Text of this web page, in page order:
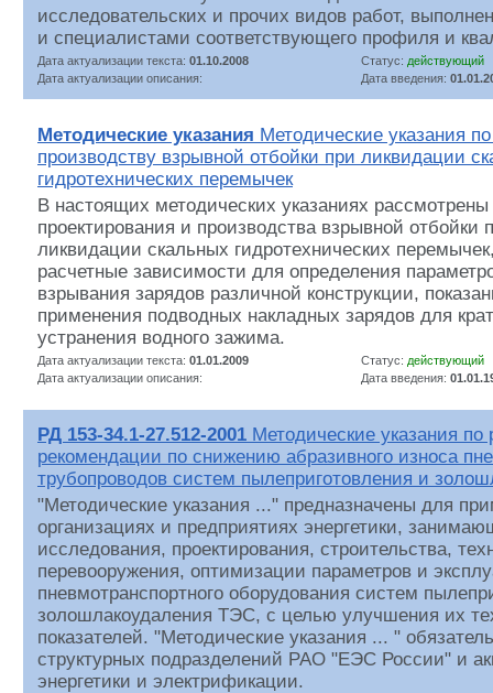
исследовательских и прочих видов работ,
и специалистами соответствующего профиля и
Дата актуализации текста: 01.10.2008 Статус: действующий
Дата актуализации описания:
Дата введения:
Методические указания Методические указания
производству взрывной отбойки при ликвидации
гидротехнических перемычек
В настоящих методических указаниях
проектирования и производства взрывной отбойки
ликвидации скальных гидротехнических
расчетные зависимости для определения
взрывания зарядов различной конструкции,
применения подводных накладных зарядов для
устранения водного зажима.
Дата актуализации текста: 01.01.2009 Статус: действующий
Дата актуализации описания:
Дата введения:
РД 153-34.1-27.512-2001 Методические указания по
рекомендации по снижению абразивного износа
трубопроводов систем пылеприготовления и
"Методические указания ..." предназначены для
организациях и предприятиях энергетики,
исследования, проектирования, строительства,
перевооружения, оптимизации параметров и
пневмотранспортного оборудования систем
золошлакоудаления ТЭС, с целью улучшения их
показателей. "Методические указания ... "
структурных подразделений РАО "ЕЭС России" и
энергетики и электрификации.